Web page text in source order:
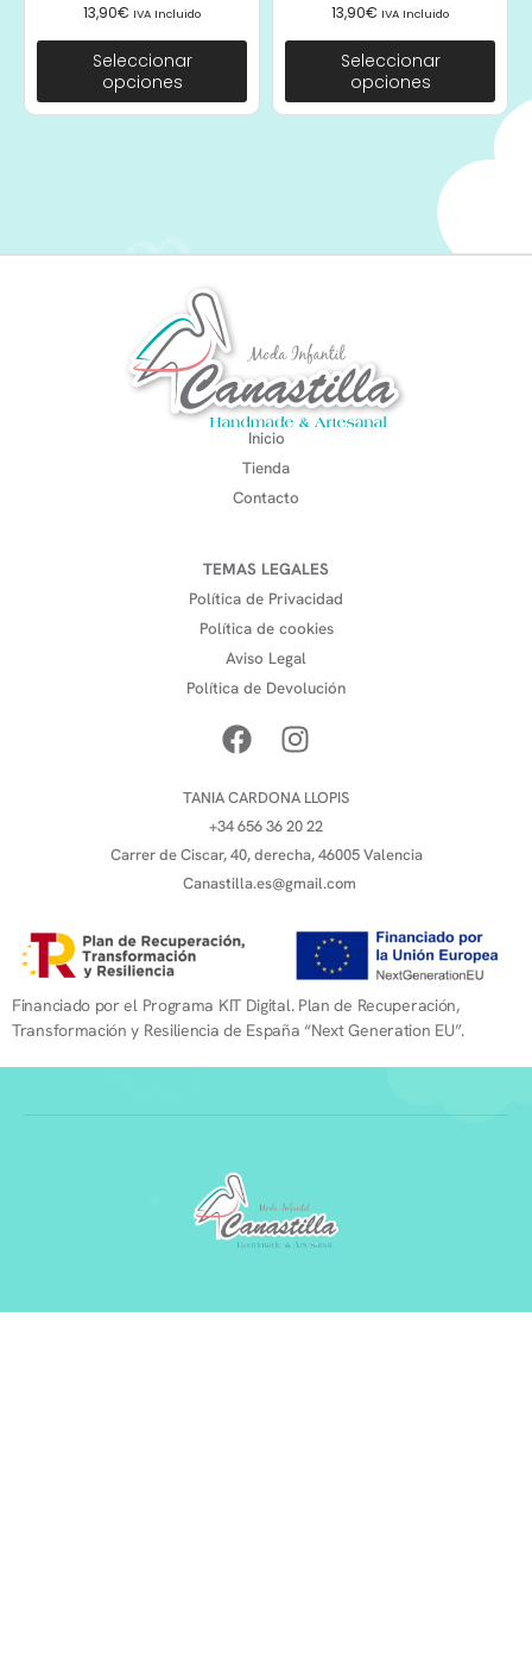
13,90€ IVA Incluido
Seleccionar
opciones
13,90€ IVA Incluido
Seleccionar
opciones
Inicio
Tienda
Contacto
TEMAS LEGALES
Política de Privacidad
Política de cookies
Aviso Legal
Política de Devolución
TANIA CARDONA LLOPIS
+34 656 36 20 22
Carrer de Ciscar, 40, derecha, 46005 Valencia
Canastilla.es@gmail.com
Financiado por el Programa KIT Digital. Plan de Recuperación,
Transformación y Resiliencia de España “Next Generation EU”.